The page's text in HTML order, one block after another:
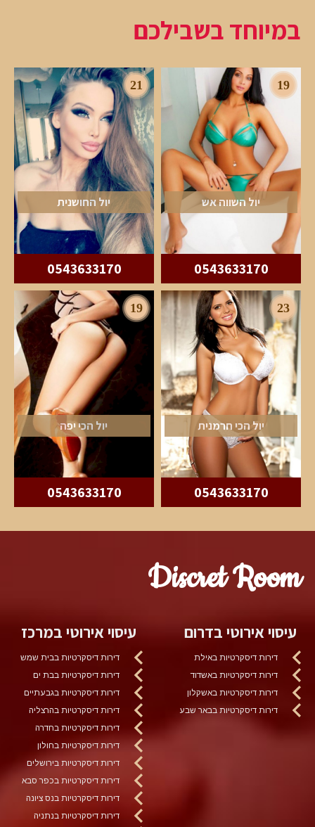
במיוחד בשבילכם
19
יול השווה אש
0543633170
21
יול החושנית
0543633170
23
יול הכי חרמנית
0543633170
19
יול הכי יפה
0543633170
Discret Room
עיסוי אירוטי בדרום
דירות דיסקרטיות באילת
דירות דיסקרטיות באשדוד
דירות דיסקרטיות באשקלון
דירות דיסקרטיות בבאר שבע
עיסוי אירוטי במרכז
דירות דיסקרטיות בבית שמש
דירות דיסקרטיות בבת ים
דירות דיסקרטיות בגבעתיים
דירות דיסקרטיות בהרצליה
דירות דיסקרטיות בחדרה
דירות דיסקרטיות בחולון
דירות דיסקרטיות בירושלים
דירות דיסקרטיות בכפר סבא
דירות דיסקרטיות בנס ציונה
דירות דיסקרטיות בנתניה